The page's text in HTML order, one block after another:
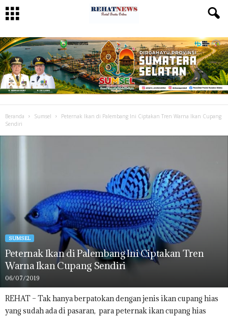
Beranda Sumsel
Peternak Ikan di Palembang Ini Ciptakan Tren Warna Ikan Cupang
Sendiri
SUMSEL
Peternak Ikan di Palembang Ini Ciptakan Tren
Warna Ikan Cupang Sendiri
06/07/2019
REHAT – Tak hanya berpatokan dengan jenis ikan cupang hias
yang sudah ada di pasaran, para peternak ikan cupang hias